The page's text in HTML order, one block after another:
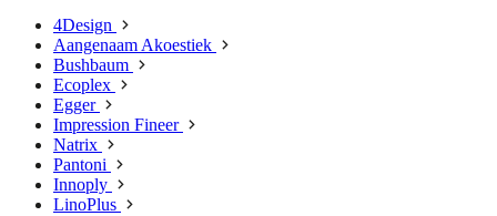
4Design
Aangenaam Akoestiek
Bushbaum
Ecoplex
Egger
Impression Fineer
Natrix
Pantoni
Innoply
LinoPlus